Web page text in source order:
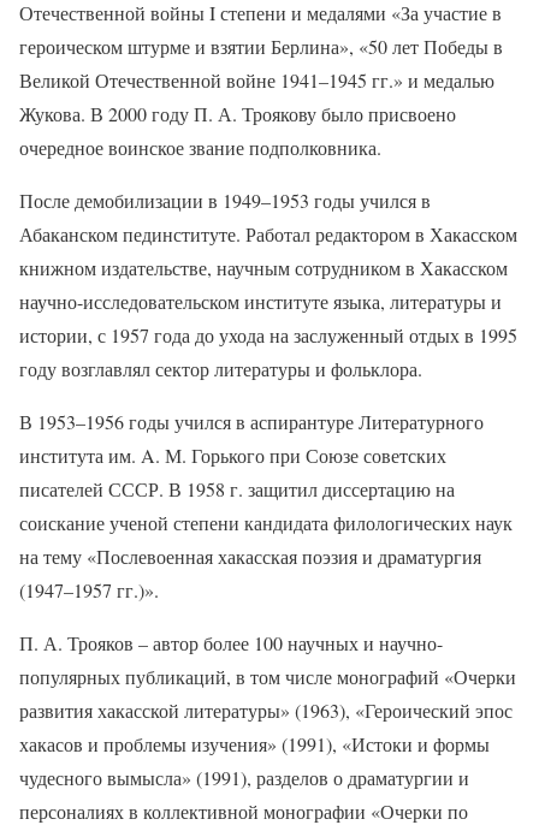
Отечественной войны I степени и медалями «За участие в
героическом штурме и взятии Берлина», «50 лет Победы в
Великой Отечественной войне 1941–1945 гг.» и медалью
Жукова. В 2000 году П. А. Троякову было присвоено
очередное воинское звание подполковника.
После демобилизации в 1949–1953 годы учился в
Абаканском пединституте. Работал редактором в Хакасском
книжном издательстве, научным сотрудником в Хакасском
научно-исследовательском институте языка, литературы и
истории, с 1957 года до ухода на заслуженный отдых в 1995
году возглавлял сектор литературы и фольклора.
В 1953–1956 годы учился в аспирантуре Литературного
института им. A. М. Горького при Союзе советских
писателей СССР. В 1958 г. защитил диссертацию на
соискание ученой степени кандидата филологических наук
на тему «Послевоенная хакасская поэзия и драматургия
(1947–1957 гг.)».
П. А. Трояков – автор более 100 научных и научно-
популярных публикаций, в том числе монографий «Очерки
развития хакасской литературы» (1963), «Героический эпос
хакасов и проблемы изучения» (1991), «Истоки и формы
чудесного вымысла» (1991), разделов о драматургии и
персоналиях в коллективной монографии «Очерки по